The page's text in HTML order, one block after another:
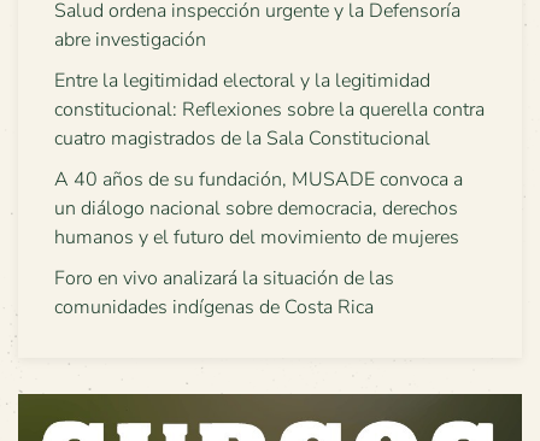
Salud ordena inspección urgente y la Defensoría
abre investigación
Entre la legitimidad electoral y la legitimidad
constitucional: Reflexiones sobre la querella contra
cuatro magistrados de la Sala Constitucional
A 40 años de su fundación, MUSADE convoca a
un diálogo nacional sobre democracia, derechos
humanos y el futuro del movimiento de mujeres
Foro en vivo analizará la situación de las
comunidades indígenas de Costa Rica